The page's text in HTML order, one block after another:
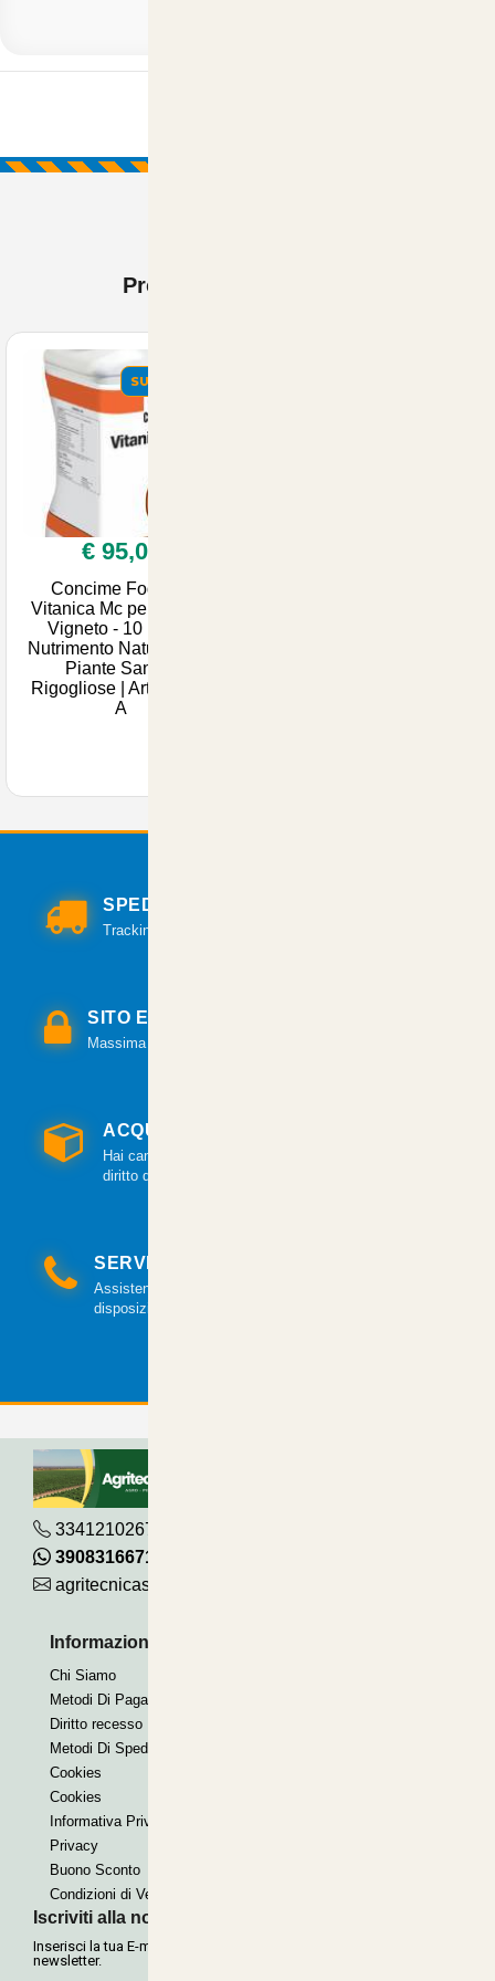
Prodotti Visti di recente
SUMMER
€ 95,00
Concime Fogliare
Vitanica Mc per Olivo e
Vigneto - 10 Litri di
Nutrimento Naturale per
Piante Sane e
Rigogliose | Articoli per
A
SPEDIZIONI VELOCI
Tracking per il monitoraggio della spedizione.
SITO E PAGAMENTI SICURI
Massima sicurezza per tutte le modalità di pagamento.
ACQUISTO GARANTITO
Hai cambiato idea? Hai 14 giorni per esercitare il
diritto di recesso.
SERVIZIO CLIENTI
Assistenza clienti via mail e telefonica a tua
disposizione.
3341210267
390831667115
agritecnicasrl@gmail.com
Informazioni Utili
Chi Siamo
Metodi Di Pagamento
Diritto recesso
Metodi Di Spedizione
Cookies
Cookies
Informativa Privacy
Privacy
Buono Sconto
Condizioni di Vendita
Iscriviti alla nostra Newsletter
Inserisci la tua E-mail per ricevere le nostre offerte tramite
newsletter.